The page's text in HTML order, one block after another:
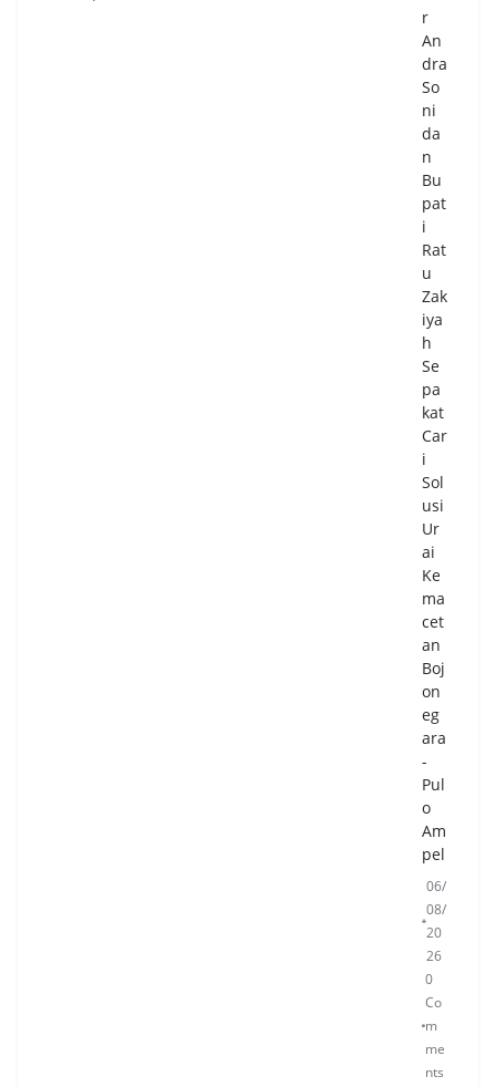
0
Co
m
me
nts
Pe
mk
ot
Ta
ng
sel
Ma
tan
gka
n
Per
sia
pa
n
Per
ing
ata
n
HU
T
Ke-
81
Ke
me
rde
kaa
n
RI
08/
20
26
0
Co
m
me
nts
Pil
ar
r
An
dra
So
ni
da
n
Bu
pat
i
Rat
u
Zak
iya
h
Se
pa
kat
Car
i
Sol
usi
Ur
ai
Ke
ma
cet
an
Boj
on
eg
ara
-
Pul
o
Am
pel
06/
08/
20
26
0
Co
m
me
nts